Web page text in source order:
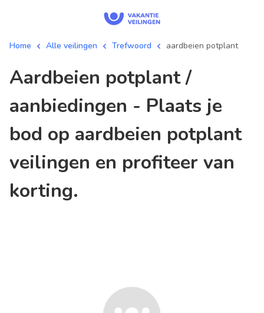
Home Alle veilingen Trefwoord aardbeien potplant
aardbeien potplant /
aanbiedingen - Plaats je
bod op aardbeien potplant
veilingen en profiteer van
korting.